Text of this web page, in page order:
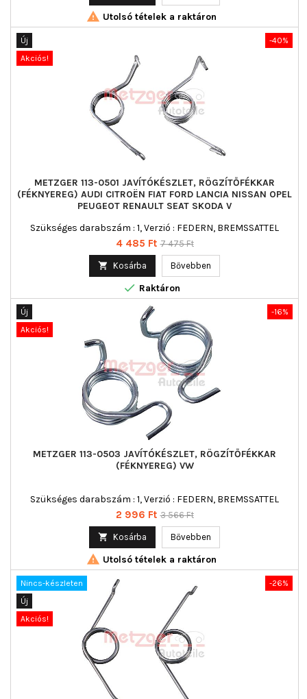
 Utolsó tételek a raktáron
-40%
Új
Akciós!
METZGER 113-0501 JAVÍTÓKÉSZLET, RÖGZÍTŐFÉKKAR
(FÉKNYEREG) AUDI CITROËN FIAT FORD LANCIA NISSAN OPEL
PEUGEOT RENAULT SEAT SKODA V
Szükséges darabszám : 1, Verzió : FEDERN, BREMSSATTEL
Ár
4 485 Ft Normál
7 475 Ft
 Kosárba Bővebben
 Raktáron
-16%
Új
Akciós!
METZGER 113-0503 JAVÍTÓKÉSZLET, RÖGZÍTŐFÉKKAR
(FÉKNYEREG) VW
Szükséges darabszám : 1, Verzió : FEDERN, BREMSSATTEL
Ár
2 996 Ft Normál
3 566 Ft
 Kosárba Bővebben
 Utolsó tételek a raktáron
-26%
Nincs-készleten
Új
Akciós!